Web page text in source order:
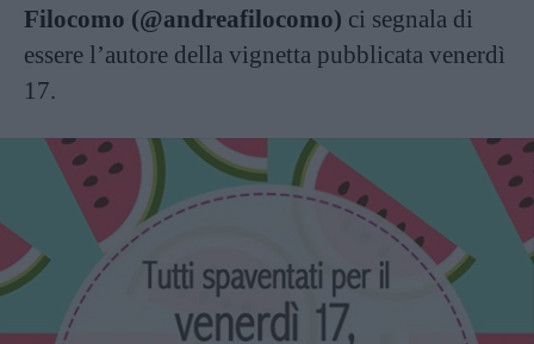
Filocomo (@andreafilocomo) ci segnala di
essere l’autore della vignetta pubblicata venerdì
17.